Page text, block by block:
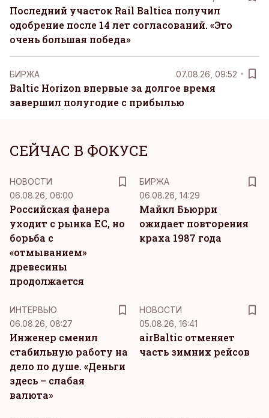
Последний участок Rail Baltica получил
одобрение после 14 лет согласований. «Это
очень большая победа»
БИРЖА 07.08.26, 09:52
Baltic Horizon впервые за долгое время
завершил полугодие с прибылью
СЕЙЧАС В ФОКУСЕ
НОВОСТИ
06.08.26, 06:00
Российская фанера
уходит с рынка ЕС, но
борьба с
«отмыванием»
древесины
продолжается
БИРЖА
06.08.26, 14:29
Майкл Бьюрри
ожидает повторения
краха 1987 года
ИНТЕРВЬЮ
06.08.26, 08:27
Инженер сменил
стабильную работу на
дело по душе. «Деньги
здесь – слабая
валюта»
НОВОСТИ
05.08.26, 16:41
airBaltic отменяет
часть зимних рейсов